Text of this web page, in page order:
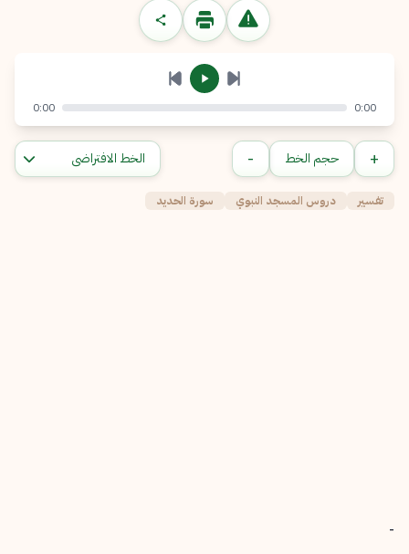
إرسال إلغاء
0:00
0:00
+ حجم الخط -
تفسير دروس المسجد النبوي سورة الحديد
-